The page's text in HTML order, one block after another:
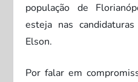
população de
esteja nas
Elson.
Por falar em